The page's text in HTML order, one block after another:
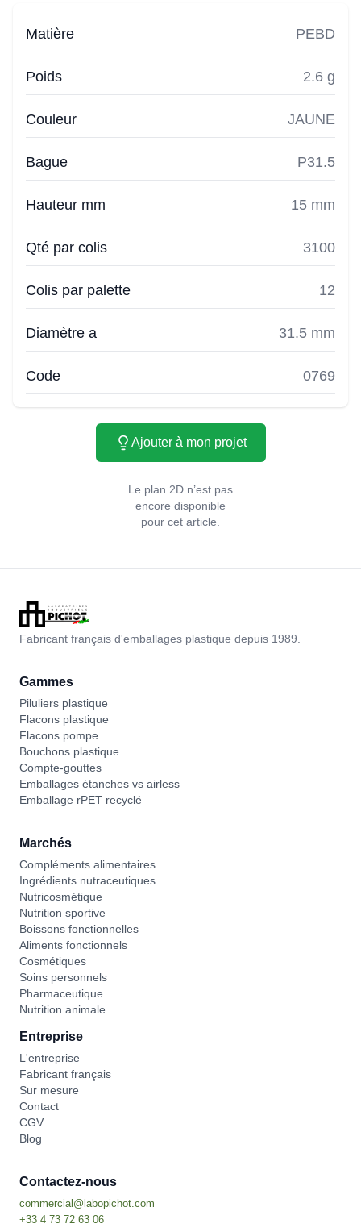
Matière PEBD
Poids 2.6 g
Couleur JAUNE
Bague P31.5
Hauteur mm 15 mm
Qté par colis 3100
Colis par palette 12
Diamètre a 31.5 mm
Code 0769
Ajouter à mon projet
Le plan 2D n’est pas
encore disponible
pour cet article.
Fabricant français d'emballages plastique depuis 1989.
Gammes
Piluliers plastique
Flacons plastique
Flacons pompe
Bouchons plastique
Compte-gouttes
Emballages étanches vs airless
Emballage rPET recyclé
Marchés
Compléments alimentaires
Ingrédients nutraceutiques
Nutricosmétique
Nutrition sportive
Boissons fonctionnelles
Aliments fonctionnels
Cosmétiques
Soins personnels
Pharmaceutique
Nutrition animale
Entreprise
L'entreprise
Fabricant français
Sur mesure
Contact
CGV
Blog
Contactez-nous